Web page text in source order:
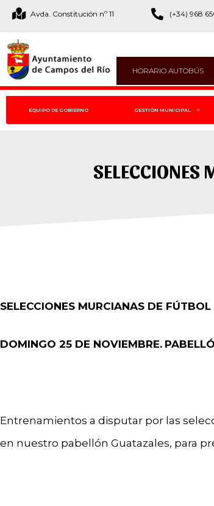
Avda. Constitución nº 11 (+34) 968
HORARIO AUTOBÚS
EQUIPO DE GOBIERNO GESTIÓN MUNICIPAL
SELECCIONES
SELECCIONES MURCIANAS DE
DOMINGO 25 DE NOVIEMBRE.
Entrenamientos a disputar por las
en nuestro pabellón Guatazales, para